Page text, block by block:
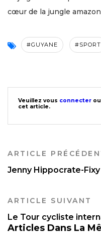
cœur de la jungle
#GUYANE #SPORT
Veuillez vous connecter ou
cet article.
ARTICLE
Jenny Hippocrate-
ARTICLE SUIVANT
Le Tour cycliste
Articles Dans La